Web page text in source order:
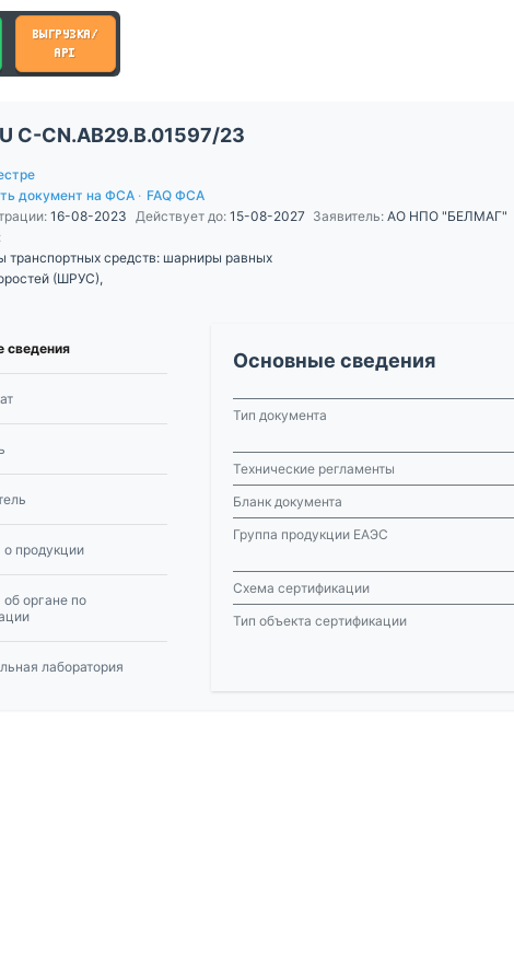
ВЫГРУЗКА/
API
С-CN.АВ29.В.01597/23
документ на ФСА · FAQ ФСА
16-08-2023 Действует до: 15-08-2027 Заявитель: АО НПО "БЕЛМАГ"
транспортных средств: шарниры равных
(ШРУС),
сведения
продукции
органе по
лаборатория
Основные сведения
Тип документа
Технические регламенты
Бланк документа
Группа продукции ЕАЭС
Схема сертификации
Тип объекта сертификации